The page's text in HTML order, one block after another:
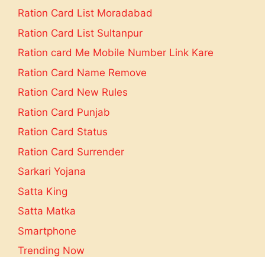
Ration Card List Moradabad
Ration Card List Sultanpur
Ration card Me Mobile Number Link Kare
Ration Card Name Remove
Ration Card New Rules
Ration Card Punjab
Ration Card Status
Ration Card Surrender
Sarkari Yojana
Satta King
Satta Matka
Smartphone
Trending Now